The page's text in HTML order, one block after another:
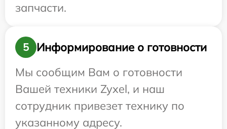
запчасти.
5
Информирование о готовности
Мы сообщим Вам о готовности
Вашей техники Zyxel, и наш
сотрудник привезет технику по
указанному адресу.